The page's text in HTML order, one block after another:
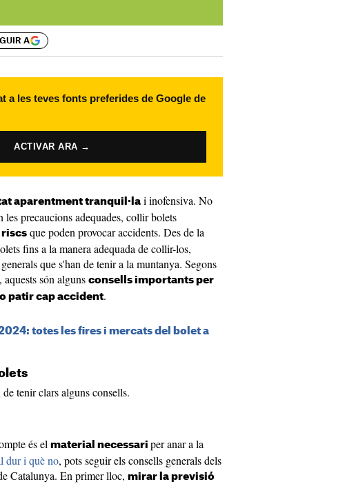
A
a les teves fonts preferides de Google de
ACTIVAR ARA →
aparentment tranquil·la i inofensiva. No
les precaucions adequades, collir bolets
riscs que poden provocar accidents. Des de la
fins a la manera adequada de collir-los,
que s'han de tenir a la muntanya. Segons
són alguns consells importants per
patir cap accident.
totes les fires i mercats del bolet a
tenir clars alguns consells.
és el material necessari per anar a la
dur i què no, pots seguir els consells generals dels
Catalunya. En primer lloc, mirar la previsió